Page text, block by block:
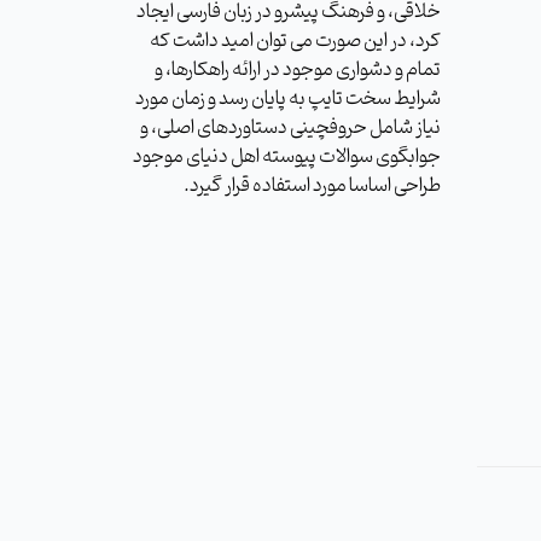
خلاقی، و فرهنگ پیشرو در زبان فارسی ایجاد
کرد، در این صورت می توان امید داشت که
تمام و دشواری موجود در ارائه راهکارها، و
شرایط سخت تایپ به پایان رسد و زمان مورد
نیاز شامل حروفچینی دستاوردهای اصلی، و
جوابگوی سوالات پیوسته اهل دنیای موجود
طراحی اساسا مورد استفاده قرار گیرد.